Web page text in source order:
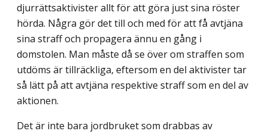
djurrättsaktivister allt för att göra just sina röster
hörda. Några gör det till och med för att få avtjäna
sina straff och propagera ännu en gång i
domstolen. Man måste då se över om straffen som
utdöms är tillräckliga, eftersom en del aktivister tar
så lätt på att avtjäna respektive straff som en del av
aktionen.
Det är inte bara jordbruket som drabbas av